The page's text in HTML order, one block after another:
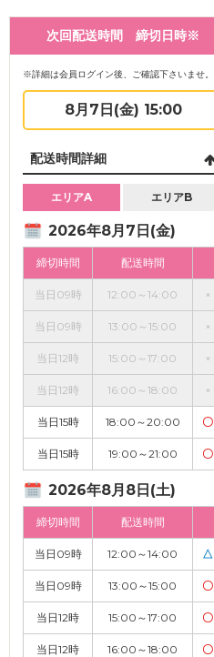
次回配送時間 締切日時※
※詳細は会員ログイン後、ご確認下さいませ。
8月7日(金) 15:00
配送時間詳細
エリアA エリアB
2026年8月7日(金)
締切時間 配送時間
当日09時 12:00～14:00 ×
当日09時 13:00～15:00 ×
当日12時 15:00～17:00 ×
当日12時 16:00～18:00 ×
当日15時 18:00～20:00 〇
当日15時 19:00～21:00 〇
2026年8月8日(土)
締切時間 配送時間
当日09時 12:00～14:00 △
当日09時 13:00～15:00 〇
当日12時 15:00～17:00 〇
当日12時 16:00～18:00 〇